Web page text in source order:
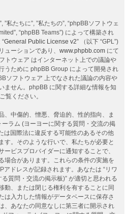
私たちに”, ”私たちの”, “phpBBソフトウェ
“phpBB Teams”) によって構築され
General Public License v2” （以下 “GPL”)
ューションであり、 www.phpbb.com にて
トウェア はインターネット上での議論や
うために phpBB Group によって開発され
ソフトウェア 上でなされた議論の内容や
ません。phpBB に関する詳細な情報を知
覧ください。
、中傷的、憎悪、脅迫的、性的指向、ま
ラム (ヨーヨーに関する質問・交流の掲
は国際法に違反する可能性のあるその他
す。そのような行いで、私たちが必要と
ビスプロバイダーに通知することで、
場合があります。これらの条件の実施を
ドレスが記録されます。あなたは “リワ
質問・交流の掲示板)” が適切と思われる
動、または閉じる権利を有することに同
は入力した情報がデータベースに保存さ
、あなたの同意なしに第三者に開示され